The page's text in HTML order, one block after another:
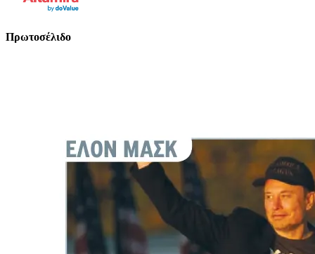
Πρωτοσέλιδο